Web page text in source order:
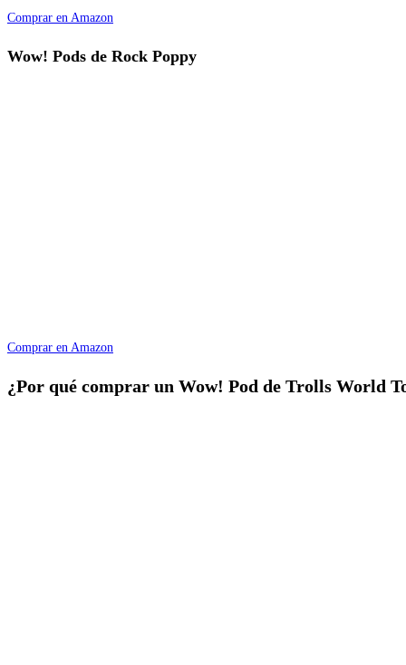
Comprar en Amazon
Wow! Pods de Rock Poppy
Comprar en Amazon
¿Por qué comprar un Wow! Pod de Trolls World